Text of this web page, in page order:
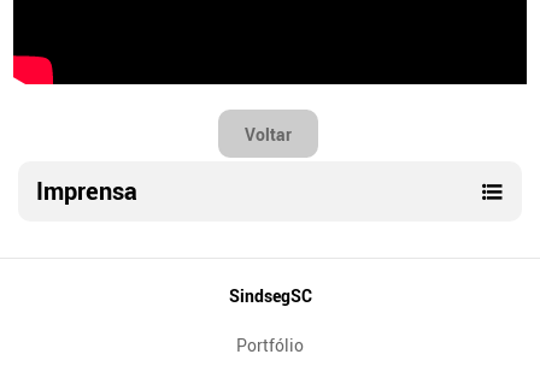
Voltar
Imprensa
SindsegSC
Portfólio